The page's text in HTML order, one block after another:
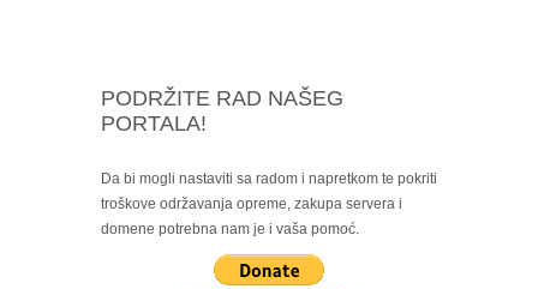
PODRŽITE RAD NAŠEG
PORTALA!
Da bi mogli nastaviti sa radom i napretkom te pokriti
troškove održavanja opreme, zakupa servera i
domene potrebna nam je i vaša pomoć.